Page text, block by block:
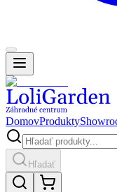
DomovProdukty
Hľadať